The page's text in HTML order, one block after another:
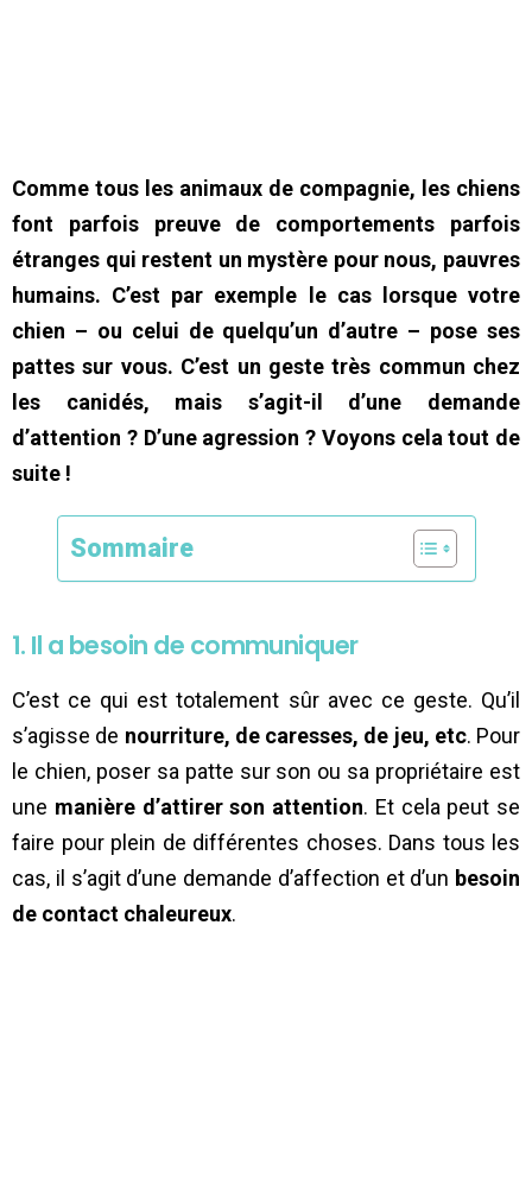
Comme tous les animaux de compagnie, les chiens
font parfois preuve de comportements parfois
étranges qui restent un mystère pour nous, pauvres
humains. C’est par exemple le cas lorsque votre
chien – ou celui de quelqu’un d’autre – pose ses
pattes sur vous. C’est un geste très commun chez
les canidés, mais s’agit-il d’une demande
d’attention ? D’une agression ? Voyons cela tout de
suite !
Sommaire
1. Il a besoin de communiquer
C’est ce qui est totalement sûr avec ce geste. Qu’il
s’agisse de nourriture, de caresses, de jeu, etc. Pour
le chien, poser sa patte sur son ou sa propriétaire est
une manière d’attirer son attention. Et cela peut se
faire pour plein de différentes choses. Dans tous les
cas, il s’agit d’une demande d’affection et d’un besoin
de contact chaleureux.